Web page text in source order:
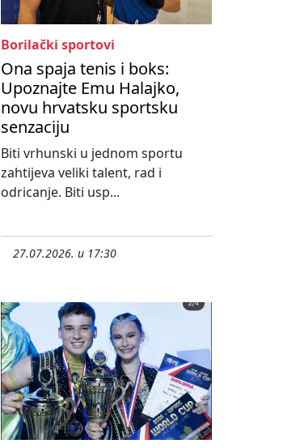
Borilački sportovi
Ona spaja tenis i boks:
Upoznajte Emu Halajko,
novu hrvatsku sportsku
senzaciju
Biti vrhunski u jednom sportu
zahtijeva veliki talent, rad i
odricanje. Biti usp...
27.07.2026. u 17:30